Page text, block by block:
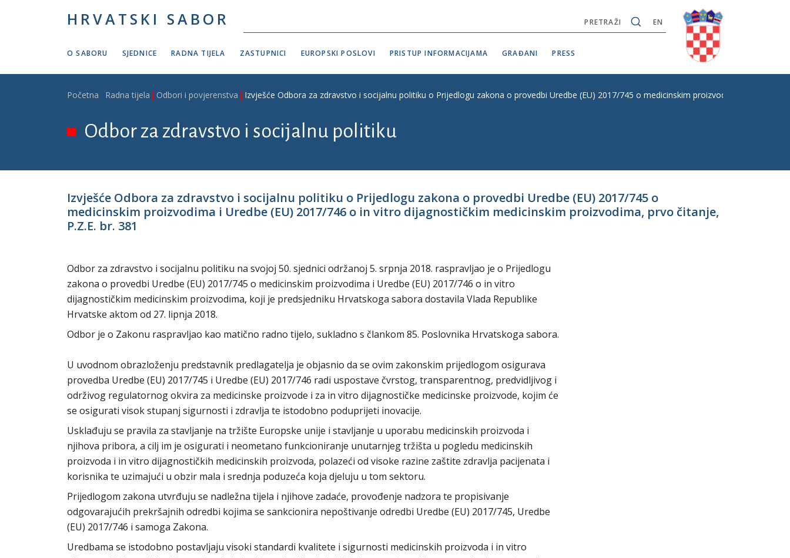
HRVATSKI SABOR EN
PRETRAŽI
O SABORU SJEDNICE RADNA TIJELA ZASTUPNICI EUROPSKI POSLOVI PRISTUP INFORMACIJAMA GRAĐANI PRESS
Breadcrumb
Početna Radna tijela Odbori i povjerenstva Izvješće Odbora za zdravstvo i socijalnu politiku o Prijedlogu zakona o provedbi Uredbe (EU) 2017/745 o medicinskim proizvodima i Uredbe
Odbor za zdravstvo i socijalnu politiku
Izvješće Odbora za zdravstvo i socijalnu politiku o Prijedlogu zakona o provedbi Uredbe (EU) 2017/745 o
medicinskim proizvodima i Uredbe (EU) 2017/746 o in vitro dijagnostičkim medicinskim proizvodima, prvo čitanje,
P.Z.E. br. 381
Odbor za zdravstvo i socijalnu politiku na svojoj 50. sjednici održanoj 5. srpnja 2018. raspravljao je o Prijedlogu
zakona o provedbi Uredbe (EU) 2017/745 o medicinskim proizvodima i Uredbe (EU) 2017/746 o in vitro
dijagnostičkim medicinskim proizvodima, koji je predsjedniku Hrvatskoga sabora dostavila Vlada Republike
Hrvatske aktom od 27. lipnja 2018.
Odbor je o Zakonu raspravljao kao matično radno tijelo, sukladno s člankom 85. Poslovnika Hrvatskoga sabora.
U uvodnom obrazloženju predstavnik predlagatelja je objasnio da se ovim zakonskim prijedlogom osigurava
provedba Uredbe (EU) 2017/745 i Uredbe (EU) 2017/746 radi uspostave čvrstog, transparentnog, predvidljivog i
održivog regulatornog okvira za medicinske proizvode i za in vitro dijagnostičke medicinske proizvode, kojim će
se osigurati visok stupanj sigurnosti i zdravlja te istodobno poduprijeti inovacije.
Usklađuju se pravila za stavljanje na tržište Europske unije i stavljanje u uporabu medicinskih proizvoda i
njihova pribora, a cilj im je osigurati i neometano funkcioniranje unutarnjeg tržišta u pogledu medicinskih
proizvoda i in vitro dijagnostičkih medicinskih proizvoda, polazeći od visoke razine zaštite zdravlja pacijenata i
korisnika te uzimajući u obzir mala i srednja poduzeća koja djeluju u tom sektoru.
Prijedlogom zakona utvrđuju se nadležna tijela i njihove zadaće, provođenje nadzora te propisivanje
odgovarajućih prekršajnih odredbi kojima se sankcionira nepoštivanje odredbi Uredbe (EU) 2017/745, Uredbe
(EU) 2017/746 i samoga Zakona.
Uredbama se istodobno postavljaju visoki standardi kvalitete i sigurnosti medicinskih proizvoda i in vitro